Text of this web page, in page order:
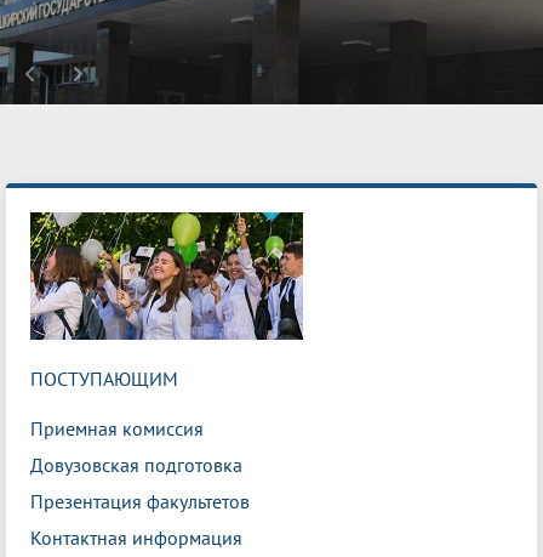
ПОСТУПАЮЩИМ
Приемная комиссия
Довузовская подготовка
Презентация факультетов
Контактная информация